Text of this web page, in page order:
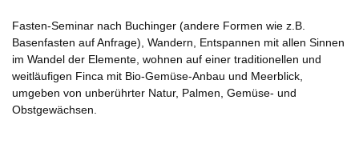
Fasten-Seminar nach Buchinger (andere Formen wie z.B.
Basenfasten auf Anfrage), Wandern, Entspannen mit allen Sinnen
im Wandel der Elemente, wohnen auf einer traditionellen und
weitläufigen Finca mit Bio-Gemüse-Anbau und Meerblick,
umgeben von unberührter Natur, Palmen, Gemüse- und
Obstgewächsen.